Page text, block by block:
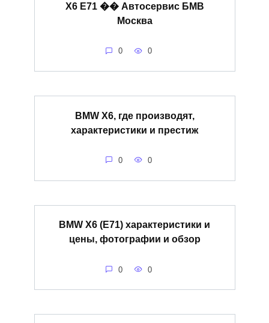
X6 E71 �� Автосервис БМВ
Москва
0 0
BMW X6, где производят,
характеристики и престиж
0 0
BMW X6 (E71) характеристики и
цены, фотографии и обзор
0 0